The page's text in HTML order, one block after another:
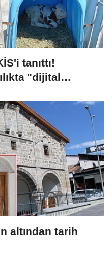
tanıttı!
"dijital
altından tarih